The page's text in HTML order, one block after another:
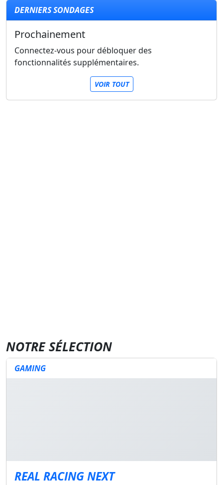
DERNIERS SONDAGES
Prochainement
Connectez-vous pour débloquer des
fonctionnalités supplémentaires.
VOIR TOUT
NOTRE SÉLECTION
GAMING
REAL RACING NEXT